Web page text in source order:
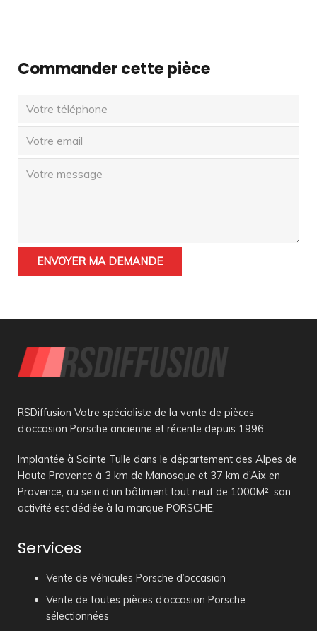
Commander cette pièce
RSDiffusion Votre spécialiste de la vente de pièces
d’occasion Porsche ancienne et récente depuis 1996
Implantée à Sainte Tulle dans le département des Alpes de
Haute Provence à 3 km de Manosque et 37 km d’Aix en
Provence, au sein d’un bâtiment tout neuf de 1000M², son
activité est dédiée à la marque PORSCHE.
Services
Vente de véhicules Porsche d’occasion
Vente de toutes pièces d’occasion Porsche
sélectionnées